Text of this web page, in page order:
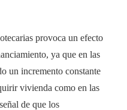
provoca un efecto
ya que en las
un incremento constante
vivienda como en las
de que los